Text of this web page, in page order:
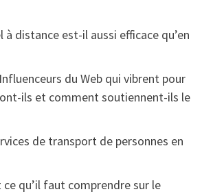
distance est-il aussi efficace qu’en
du Web qui vibrent pour
ils et comment soutiennent-ils le
de transport de personnes en
qu’il faut comprendre sur le